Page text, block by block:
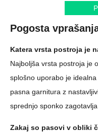
Pogosta
Katera vrsta postroja je
Najboljša vrsta postroja je
splošno uporabo je
pasna garnitura z
sprednjo sponko
Zakaj so pasovi v obliki